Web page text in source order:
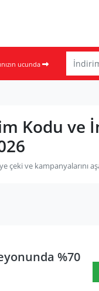
ucunda
Kodu ve
ve kampanyalarını
%70